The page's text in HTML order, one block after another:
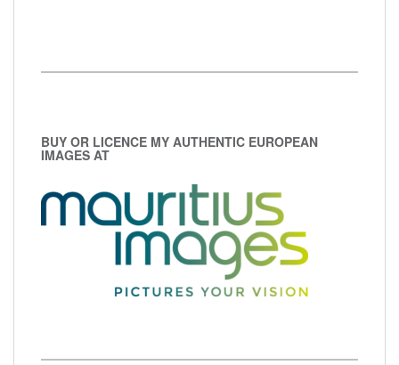
BUY OR LICENCE MY AUTHENTIC EUROPEAN
IMAGES AT